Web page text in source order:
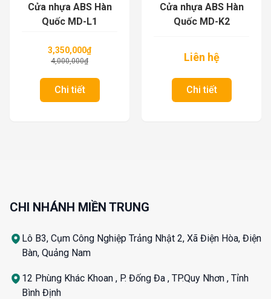
Cửa nhựa ABS Hàn
Quốc MD-L1
3,350,000₫
4,000,000₫
Chi tiết
Cửa nhựa ABS Hàn
Quốc MD-K2
Liên hệ
Chi tiết
CHI NHÁNH MIỀN TRUNG
Lô B3, Cụm Công Nghiệp Trảng Nhật 2, Xã Điện Hòa, Điện
Bàn, Quảng Nam
12 Phùng Khác Khoan , P. Đống Đa , TP.Quy Nhơn , Tỉnh
Bình Định